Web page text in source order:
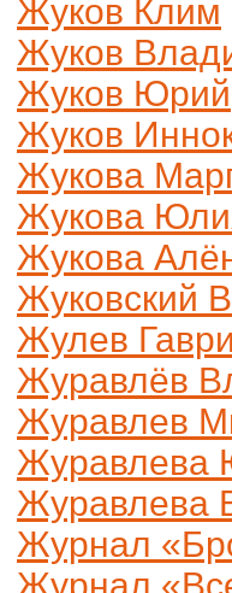
Жуков Клим
Жуков
Жуков Юрий
Жуков
Жукова
Жукова
Жукова
Жуковский
Жулев
Журавлёв
Журавлев
Журавлева
Журавлева
Журнал